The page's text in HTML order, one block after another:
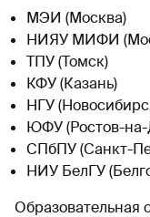
МЭИ (Москва)
НИЯУ МИФИ
ТПУ (Томск)
КФУ (Казань)
НГУ
ЮФУ (Ростов-на-
СПбПУ (Санкт-
НИУ БелГУ
Образовательная